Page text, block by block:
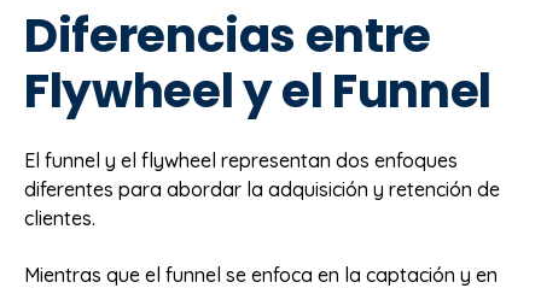
Diferencias entre
Flywheel y el Funnel
El funnel y el flywheel representan dos enfoques
diferentes para abordar la adquisición y retención de
clientes.
Mientras que el funnel se enfoca en la captación y en